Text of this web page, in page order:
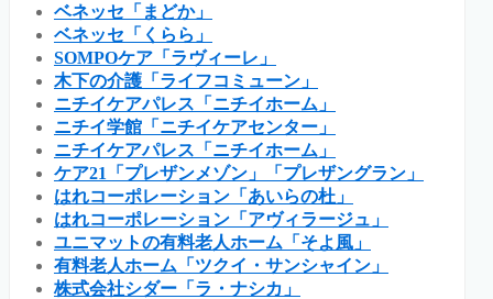
ベネッセ「まどか」
ベネッセ「くらら」
SOMPOケア「ラヴィーレ」
木下の介護「ライフコミューン」
ニチイケアパレス「ニチイホーム」
ニチイ学館「ニチイケアセンター」
ニチイケアパレス「ニチイホーム」
ケア21「プレザンメゾン」「プレザングラン」
はれコーポレーション「あいらの杜」
はれコーポレーション「アヴィラージュ」
ユニマットの有料老人ホーム「そよ風」
有料老人ホーム「ツクイ・サンシャイン」
株式会社シダー「ラ・ナシカ」